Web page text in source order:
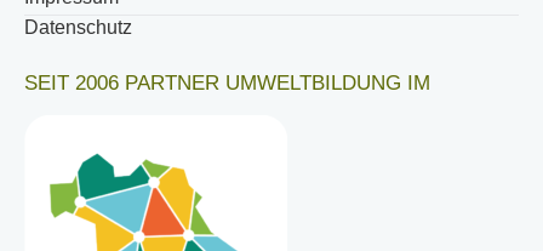
Datenschutz
SEIT 2006 PARTNER UMWELTBILDUNG IM